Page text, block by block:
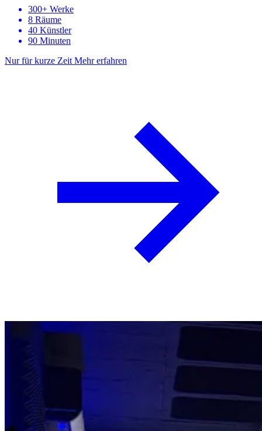
300+ Werke
8 Räume
40 Künstler
90 Minuten
Nur für kurze Zeit Mehr erfahren